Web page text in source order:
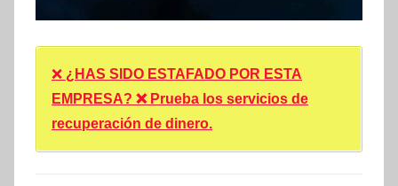
❌ ¿HAS SIDO ESTAFADO POR ESTA
EMPRESA? ❌ Prueba los servicios de
recuperación de dinero.